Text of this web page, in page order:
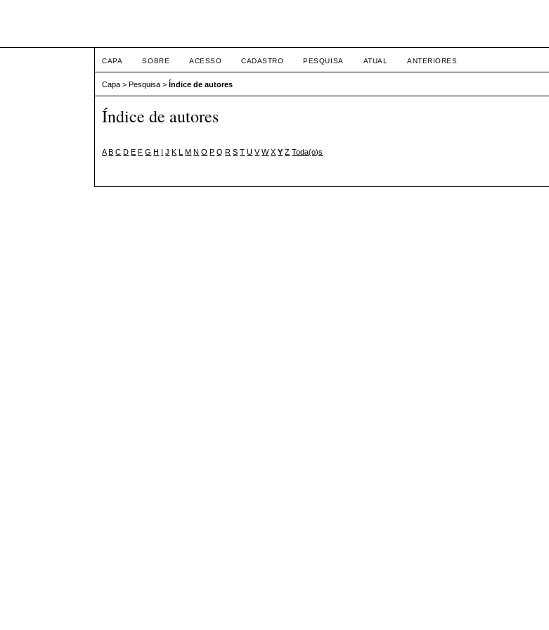
CAPA SOBRE ACESSO CADASTRO PESQUISA ATUAL ANTERIORES
Capa >Pesquisa >Índice de autores
Índice de autores
A B C D E F G H I J K L M N O P Q R S T U V W X Y Z Toda(o)s